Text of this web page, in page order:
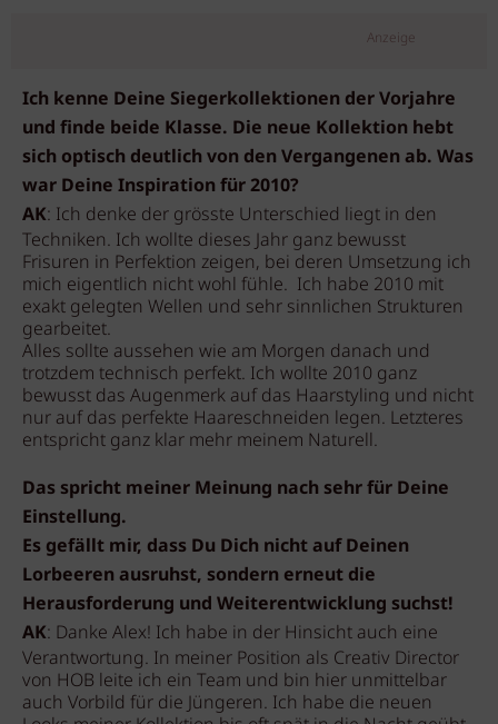
Anzeige
Ich kenne Deine Siegerkollektionen der Vorjahre
und finde beide Klasse. Die neue Kollektion hebt
sich optisch deutlich von den Vergangenen ab. Was
war Deine Inspiration für 2010?
AK: Ich denke der grösste Unterschied liegt in den
Techniken. Ich wollte dieses Jahr ganz bewusst
Frisuren in Perfektion zeigen, bei deren Umsetzung ich
mich eigentlich nicht wohl fühle. Ich habe 2010 mit
exakt gelegten Wellen und sehr sinnlichen Strukturen
gearbeitet.
Alles sollte aussehen wie am Morgen danach und
trotzdem technisch perfekt. Ich wollte 2010 ganz
bewusst das Augenmerk auf das Haarstyling und nicht
nur auf das perfekte Haareschneiden legen. Letzteres
entspricht ganz klar mehr meinem Naturell.
Das spricht meiner Meinung nach sehr für Deine
Einstellung.
Es gefällt mir, dass Du Dich nicht auf Deinen
Lorbeeren ausruhst, sondern erneut die
Herausforderung und Weiterentwicklung suchst!
AK: Danke Alex! Ich habe in der Hinsicht auch eine
Verantwortung. In meiner Position als Creativ Director
von HOB leite ich ein Team und bin hier unmittelbar
auch Vorbild für die Jüngeren. Ich habe die neuen